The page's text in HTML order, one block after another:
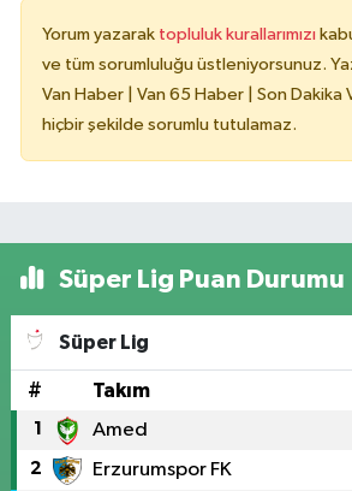
Yorum yazarak topluluk kurallarımızı
ve tüm sorumluluğu üstleniyorsunuz.
Van Haber | Van 65 Haber | Son Dakika
hiçbir şekilde sorumlu tutulamaz.
Süper Lig Puan Durumu
Süper Lig
# Takım
1 Amed
2 Erzurumspor FK